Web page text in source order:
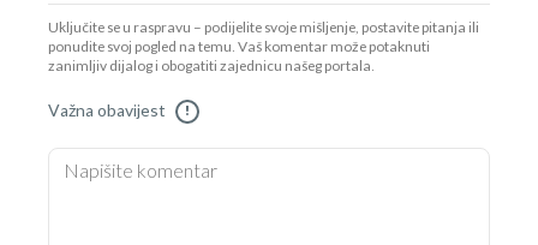
Uključite se u raspravu – podijelite svoje mišljenje, postavite pitanja ili
ponudite svoj pogled na temu. Vaš komentar može potaknuti
zanimljiv dijalog i obogatiti zajednicu našeg portala.
Važna obavijest !